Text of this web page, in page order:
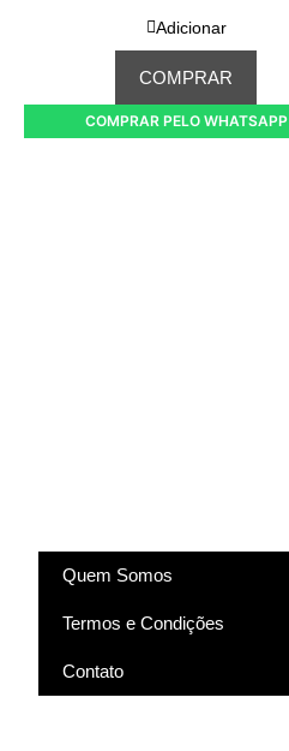
Adicionar
COMPRAR
COMPRAR PELO WHATSAPP
Quem Somos
Termos e Condições
Contato